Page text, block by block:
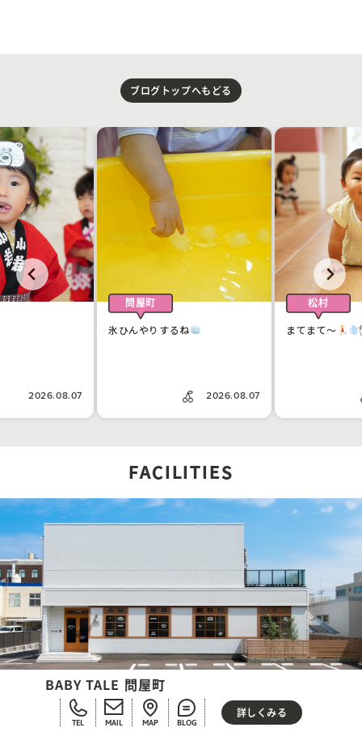
ブログトップへもどる
2026.08.07
問屋町
氷ひんやりするね
2026.08.07
松村
まてまて〜
FACILITIES
BABY TALE 問屋町
TEL MAIL MAP BLOG
詳しくみる